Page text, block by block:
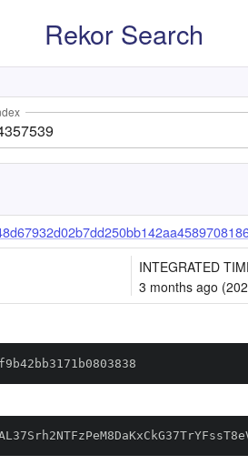
Rekor Search
INTEGRATED
3 months ago